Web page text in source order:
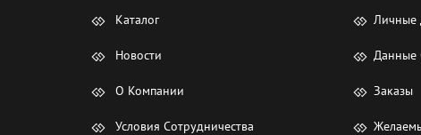
Каталог
Новости
О Компании
Условия Сотрудничества
Личные
Данные
Заказы